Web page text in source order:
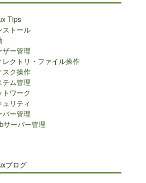
Tips
ストール
ザー管理
レクトリ・ファイル操作
スク操作
テム管理
トワーク
ュリティ
バー管理
サーバー管理
ブログ